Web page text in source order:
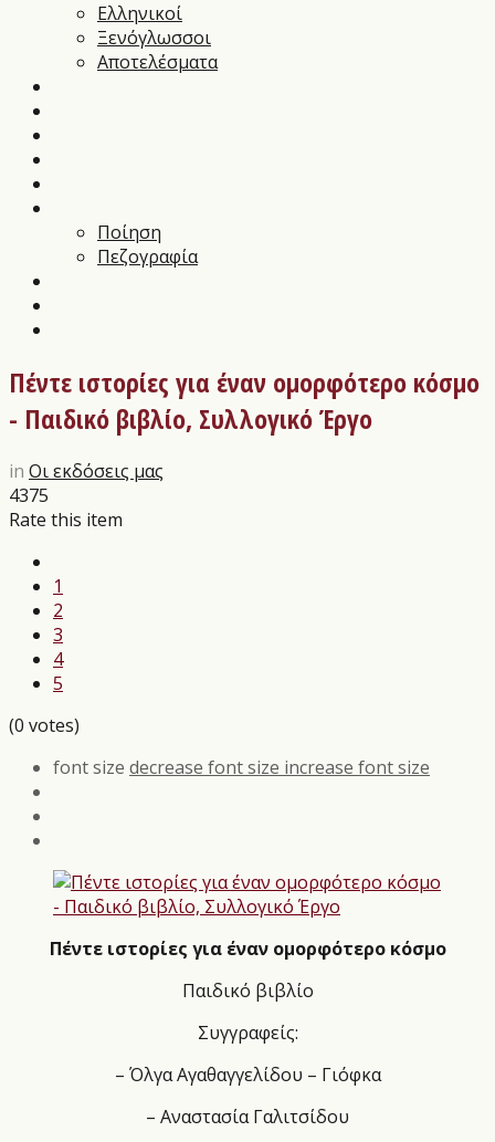
Ελληνικοί
Ξενόγλωσσοι
Αποτελέσματα
Ποίηση
Πεζογραφία
Πέντε ιστορίες για έναν ομορφότερο κόσμο
- Παιδικό βιβλίο, Συλλογικό Έργο
in Οι εκδόσεις μας
4375
Rate this item
1
2
3
4
5
(0 votes)
font size decrease font size increase font size
Πέντε ιστορίες για έναν ομορφότερο κόσμο
Παιδικό βιβλίο
Συγγραφείς:
– Όλγα Αγαθαγγελίδου – Γιόφκα
– Αναστασία Γαλιτσίδου